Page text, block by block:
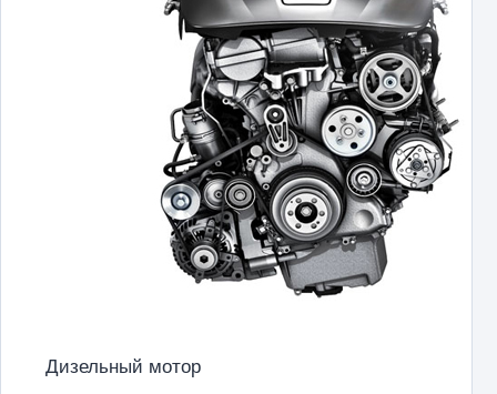
Дизельный мотор